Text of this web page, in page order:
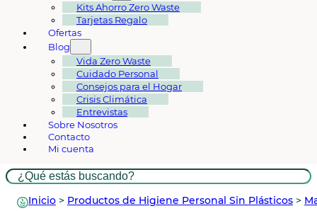
Kits Ahorro Zero Waste
Tarjetas Regalo
Ofertas
Blog
Vida Zero Waste
Cuidado Personal
Consejos para el Hogar
Crisis Climática
Entrevistas
Sobre Nosotros
Contacto
Mi cuenta
Buscar
Inicio > Productos de Higiene Personal Sin Plásticos >